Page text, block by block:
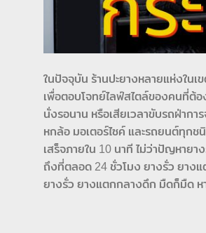
ในปัจจุบัน ร้านปะยางหลายแห่งใน
เพื่อตอบโจทย์ไลฟ์สไตล์ของคนที่ต้อ
นั่งรอนาน หรือเสียเวลาขับรถฝ่ากา
หกล้อ มอเตอร์ไซค์ และรถยนต์ทุกช
เสร็จภายใน 10 นาที ไม่ว่าปัญหาย
ถึงที่ตลอด 24 ชั่วโมง ยางรั่ว ยางแ
ยางรั่ว ยางแตกกลางดึก มืดก็มืด ห